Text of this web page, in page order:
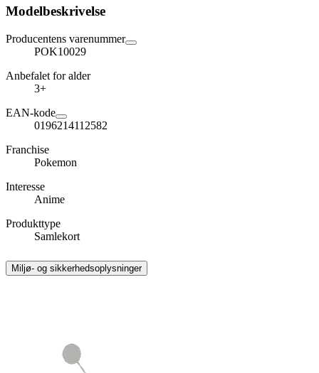
Modelbeskrivelse
Producentens varenummer
POK10029
Anbefalet for alder
3+
EAN-kode
0196214112582
Franchise
Pokemon
Interesse
Anime
Produkttype
Samlekort
Miljø- og sikkerhedsoplysninger